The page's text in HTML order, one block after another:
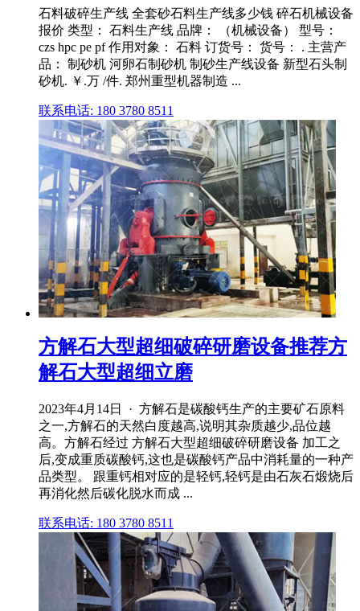
石料破碎生产线 全套砂石料生产线多少钱 碎石机械设备
报价 类型： 石料生产线 品牌： （机械设备） 型号：
czs hpc pe pf 作用对象： 石料 订货号： 货号： . 主营产
品： 制砂机 河卵石制砂机 制砂生产线设备 新型石头制
砂机. ￥.万 /件. 郑州重型机器制造 ...
联系电话: 180 3780 8511
方解石大型超细破碎研磨设备推荐方
解石大型超细立磨
2023年4月14日 · 方解石是碳酸钙生产的主要矿石原料
之一,方解石的天然白度越高,说明其杂质越少,品位越
高。方解石经过 方解石大型超细破碎研磨设备 加工之
后,变成重质碳酸钙,这也是碳酸钙产品中消耗量的一种产
品类型。 跟重钙相对应的是轻钙,轻钙是由石灰石煅烧后
再消化然后碳化脱水而成 ...
联系电话: 180 3780 8511